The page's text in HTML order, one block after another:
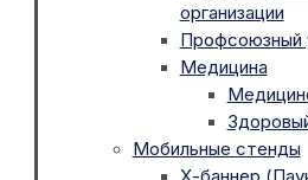
организации
Профсоюзный
Медицина
Мобильные стенды